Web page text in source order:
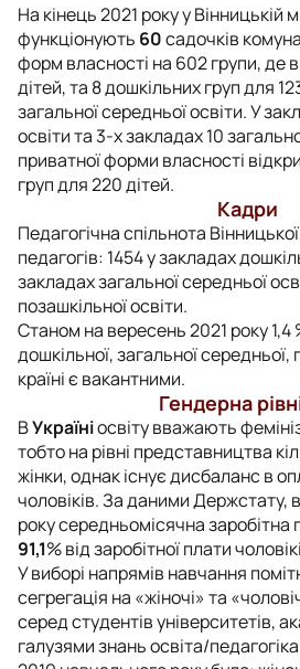
На кінець 2021 року у Вінницькій
функціонують 60садочків
форм власності на 602 групи, де
дітей, та 8 дошкільних груп для
загальної середньої освіти. У
освіти та 3-х закладах 10
приватної форми власності
груп для 220 дітей.
Кадри
Педагогічна спільнота
педагогів: 1454 у закладах
закладах загальної середньої
позашкільної освіти.
Станом на вересень 2021 року 1,4
дошкільної, загальної середньої,
країні є вакантними.
Гендерна
ВУкраїніосвіту вважають
тобто на рівні представництва
жінки, однак існує дисбаланс в
чоловіків. За даними Держстату, в
року середньомісячна заробітна
91,1% від заробітної плати
У виборі напрямів навчання
сегрегація на «жіночі» та
серед студентів університетів,
галузями знань освіта/